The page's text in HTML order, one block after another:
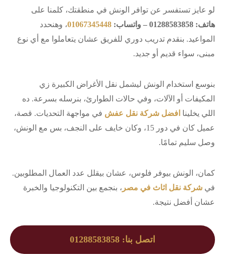
لو عايز تستفسر عن توافر الونش في منطقتك، كلمنا على
هاتف: 01288583858 – واتساب:
01067345448، وهنحدد
المواعيد. بنقدم تدريب دوري للفريق عشان يتعاملوا مع أي نوع
مبنى، سواء قديم أو جديد.
بنوسع استخدام الونش ليشمل نقل الأغراض الكبيرة زي
المكيفات أو الآلات، وفي حالات الطوارئ، بنرسله بسرعة. ده
اللي يخلينا افضل شركة نقل عفش في مواجهة التحديات. قصة،
عميل كان في دور 15، وكان خايف على النجف، بس مع الونش،
وصل سليم تمامًا.
كمان، الونش بيوفر فلوس، عشان بيقلل عدد العمال المطلوبين.
في شركة نقل اثاث في مصر ، بنجمع بين التكنولوجيا والخبرة
عشان أفضل نتيجة.
اتصل بنا: 01288583858